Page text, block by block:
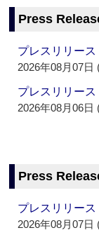
Press
プレスリリー
2026年08月07日
プレスリリー
2026年08月06日
Press
プレスリリー
2026年08月07日